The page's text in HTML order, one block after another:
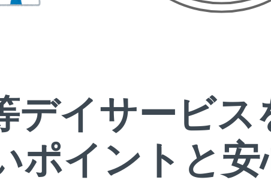
デイサービス
ポイントと